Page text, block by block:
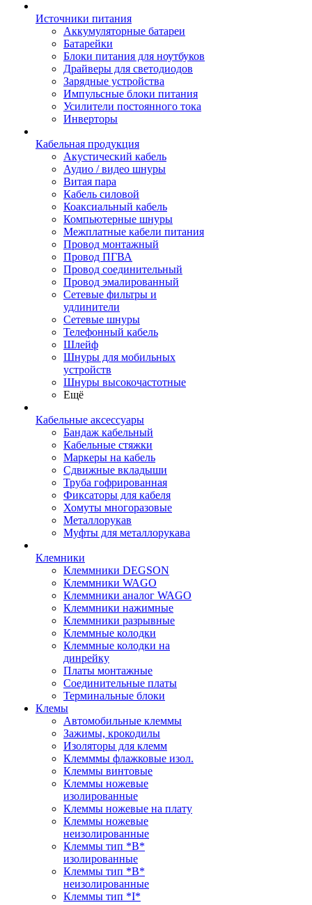
Источники питания
Аккумуляторные батареи
Батарейки
Блоки питания для ноутбуков
Драйверы для светодиодов
Зарядные устройства
Импульсные блоки питания
Усилители постоянного тока
Инверторы
Кабельная продукция
Акустический кабель
Аудио / видео шнуры
Витая пара
Кабель силовой
Коаксиальный кабель
Компьютерные шнуры
Межплатные кабели питания
Провод монтажный
Провод ПГВА
Провод соединительный
Провод эмалированный
Сетевые фильтры и
удлинители
Сетевые шнуры
Телефонный кабель
Шлейф
Шнуры для мобильных
устройств
Шнуры высокочастотные
Ещё
Кабельные аксессуары
Бандаж кабельный
Кабельные стяжки
Маркеры на кабель
Сдвижные вкладыши
Труба гофрированная
Фиксаторы для кабеля
Хомуты многоразовые
Металлорукав
Муфты для металлорукава
Клемники
Клеммники DEGSON
Клеммники WAGO
Клеммники аналог WAGO
Клеммники нажимные
Клеммники разрывные
Клеммные колодки
Клеммные колодки на
динрейку
Платы монтажные
Соединительные платы
Терминальные блоки
Клемы
Автомобильные клеммы
Зажимы, крокодилы
Изоляторы для клемм
Клемммы флажковые изол.
Клеммы винтовые
Клеммы ножевые
изолированные
Клеммы ножевые на плату
Клеммы ножевые
неизолированные
Клеммы тип *B*
изолированные
Клеммы тип *B*
неизолированные
Клеммы тип *I*